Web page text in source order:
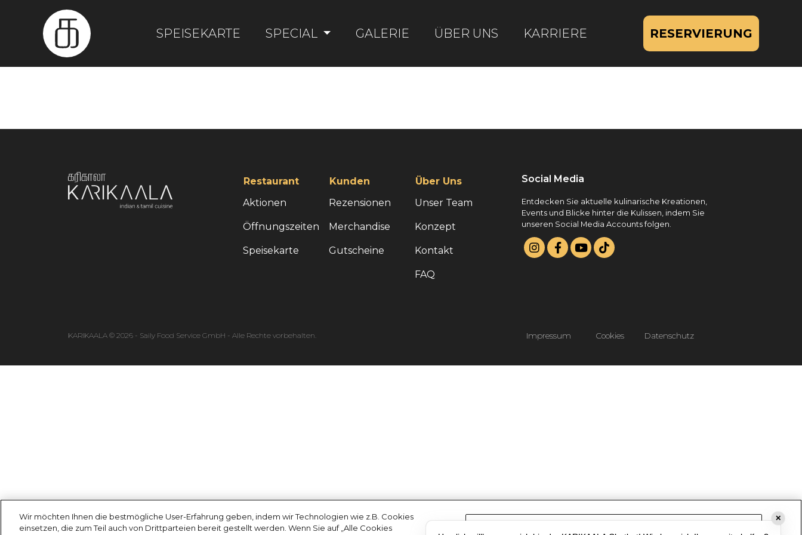
SPEISEKARTE SPECIAL GALERIE ÜBER UNS KARRIERE RESERVIERUNG
Restaurant
Aktionen
Öffnungszeiten
Speisekarte
Kunden
Rezensionen
Merchandise
Gutscheine
Über Uns
Unser Team
Konzept
Kontakt
FAQ
Social Media
Entdecken Sie aktuelle kulinarische Kreationen,
Events und Blicke hinter die Kulissen, indem Sie
unseren Social Media Accounts folgen.
KARIKAALA © 2026 - Saily Food Service GmbH - Alle Rechte vorbehalten. Impressum Cookies Datenschutz
Wir möchten Ihnen die bestmögliche User-Erfahrung geben, indem wir Technologien wie z.B. Cookies
einsetzen, die zum Teil auch von Drittparteien bereit gestellt werden. Wenn Sie auf „Alle Cookies
✕